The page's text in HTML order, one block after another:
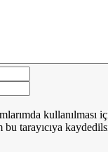
kullanılması
bu tarayıcıya